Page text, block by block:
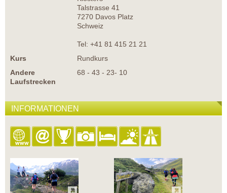
Talstrasse 41
7270 Davos Platz
Schweiz
Tel: +41 81 415 21 21
Kurs
Rundkurs
Andere
Laufstrecken
68 - 43 - 23- 10
INFORMATIONEN